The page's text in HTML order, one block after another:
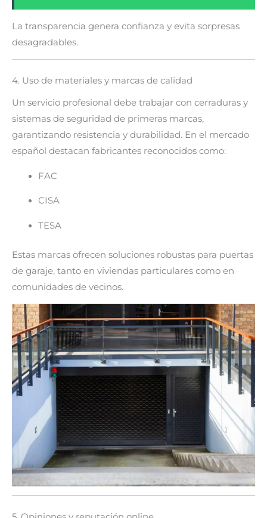
La transparencia genera confianza y evita sorpresas
desagradables.
4. Uso de materiales y marcas de calidad
Un servicio profesional debe trabajar con cerraduras y
sistemas de seguridad de primeras marcas,
garantizando resistencia y durabilidad. En el mercado
español destacan fabricantes reconocidos como:
FAC
CISA
TESA
Estas marcas ofrecen soluciones robustas para puertas
de garaje, tanto en viviendas particulares como en
comunidades de vecinos.